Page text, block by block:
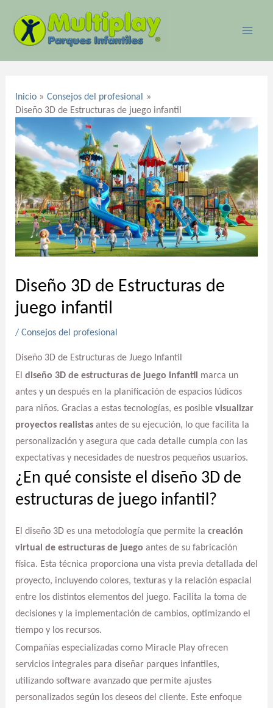
contenido
Inicio
Consejos del profesional
Diseño 3D de Estructuras de juego infantil
Diseño 3D de Estructuras de
juego infantil
/ Consejos del profesional
Diseño 3D de Estructuras de Juego Infantil
El diseño 3D de estructuras de juego infantil marca un
antes y un después en la planificación de espacios lúdicos
para niños. Gracias a estas tecnologías, es posible visualizar
proyectos realistasantes de su ejecución, lo que facilita la
personalización y asegura que cada detalle cumpla con las
expectativas y necesidades de nuestros pequeños usuarios.
¿En qué consiste el diseño 3D de
estructuras de juego infantil?
El diseño 3D es una metodología que permite la creación
virtual de estructuras de juego antes de su fabricación
física. Esta técnica proporciona una vista previa detallada del
proyecto, incluyendo colores, texturas y la relación espacial
entre los distintos elementos del juego. Facilita la toma de
decisiones y la implementación de cambios, optimizando el
tiempo y los recursos.
Compañías especializadas como Miracle Play ofrecen
servicios integrales para diseñar parques infantiles,
utilizando software avanzado que permite ajustes
personalizados según los deseos del cliente. Este enfoque
entradas